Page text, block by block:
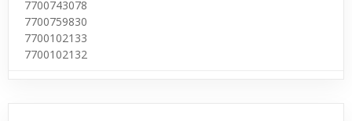
7700743078
7700759830
7700102133
7700102132